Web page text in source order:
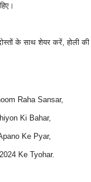
के साथ शेयर करें, होली
Raha Sansar,
Ki Bahar,
Ke Pyar,
Ke Tyohar.